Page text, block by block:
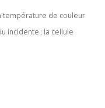
température de couleur
incidente ; la cellule